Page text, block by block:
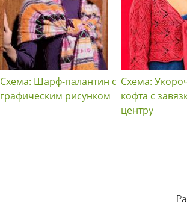
Схема: Шарф-палантин с
графическим рисунком
Схема:
кофта с
центру